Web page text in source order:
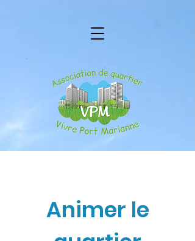
Animer le